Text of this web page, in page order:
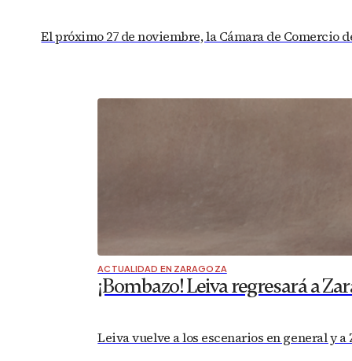
El próximo 27 de noviembre, la Cámara de Comercio
ACTUALIDAD EN ZARAGOZA
¡Bombazo! Leiva regresará a
Leiva vuelve a los escenarios en general y